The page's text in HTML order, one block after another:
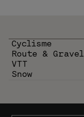
Cyclisme
Route & Gravel
VTT
Snow